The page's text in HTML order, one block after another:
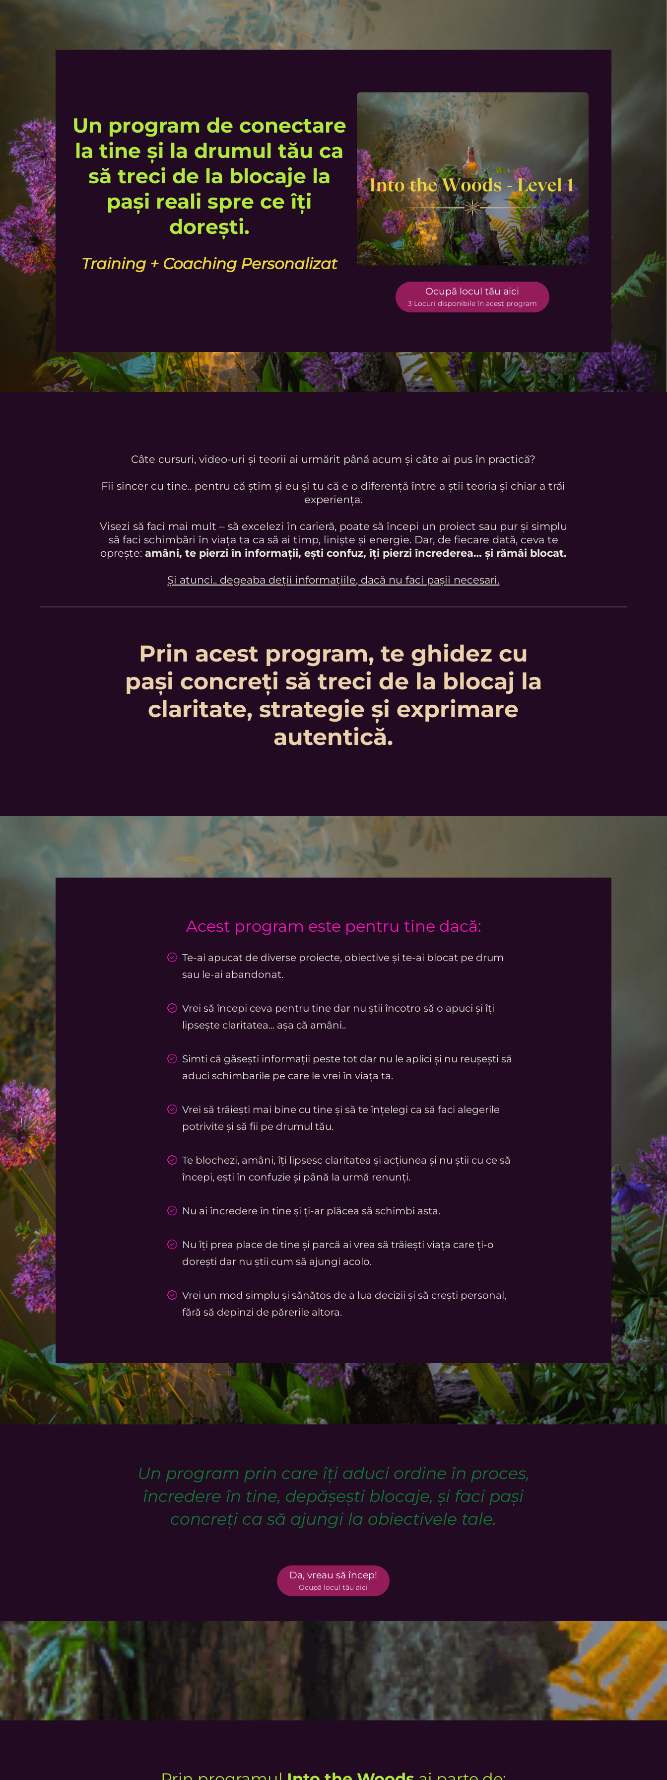
Un program de conectare
la tine și la drumul tău ca
să treci de la blocaje la
pași reali spre ce îți
dorești.
Training + Coaching Personalizat
Ocupă locul tău aici
3 Locuri disponibile în acest program
Câte cursuri, video-uri și teorii ai urmărit până acum și câte ai pus în practică?
Fii sincer cu tine.. pentru că știm și eu și tu că e o diferență între a știi teoria și chiar a trăi
experiența.
Visezi să faci mai mult – să excelezi în carieră, poate să începi un proiect sau pur și simplu
să faci schimbări în viața ta ca să ai timp, liniște și energie. Dar, de fiecare dată, ceva te
oprește: amâni, te pierzi în informații, ești confuz, îți pierzi încrederea… și rămâi blocat.
Și atunci.. degeaba deții informațiile, dacă nu faci pașii necesari.
Prin acest program, te ghidez cu
pași concreți să treci de la blocaj la
claritate, strategie și exprimare
autentică.
Acest program este pentru tine dacă:
Te-ai apucat de diverse proiecte, obiective și te-ai blocat pe drum
sau le-ai abandonat.
Vrei să începi ceva pentru tine dar nu știi încotro să o apuci și îți
lipsește claritatea... așa că amâni..
Simti că găsești informații peste tot dar nu le aplici și nu reușești să
aduci schimbarile pe care le vrei în viața ta.
Vrei să trăiești mai bine cu tine și să te înțelegi ca să faci alegerile
potrivite și să fii pe drumul tău.
Te blochezi, amâni, îți lipsesc claritatea și acțiunea și nu știi cu ce să
începi, ești în confuzie și până la urmă renunți.
Nu ai încredere în tine și ți-ar plăcea să schimbi asta.
Nu îți prea place de tine și parcă ai vrea să trăiești viața care ți-o
dorești dar nu știi cum să ajungi acolo.
Vrei un mod simplu și sănătos de a lua decizii și să crești personal,
fără să depinzi de părerile altora.
Un program prin care îți aduci ordine în proces,
încredere în tine, depășești blocaje, și faci pași
concreți ca să ajungi la obiectivele tale.
Da, vreau să încep!
Ocupă locul tău aici